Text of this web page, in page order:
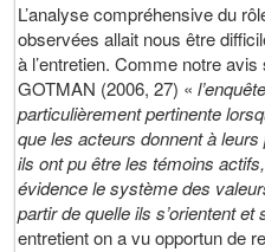
L’analyse compréhensive du
observées allait nous être
à l’entretien. Comme notre
GOTMAN (2006, 27) «
particulièrement pertinente
que les acteurs donnent à
ils ont pu être les témoins
évidence le système des
partir de quelle ils s’orientent et
entretient on a vu opportun de